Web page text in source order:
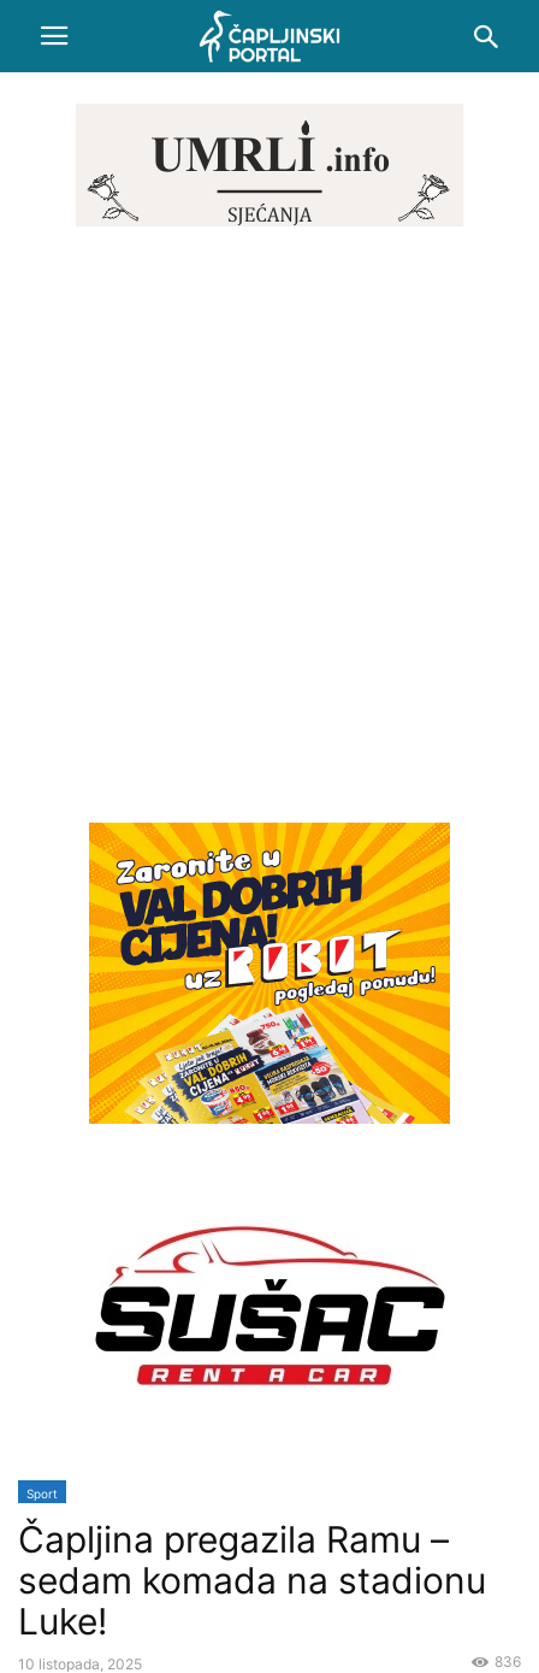
Sport
Čapljina pregazila Ramu –
sedam komada na stadionu
Luke!
10 listopada, 2025 836